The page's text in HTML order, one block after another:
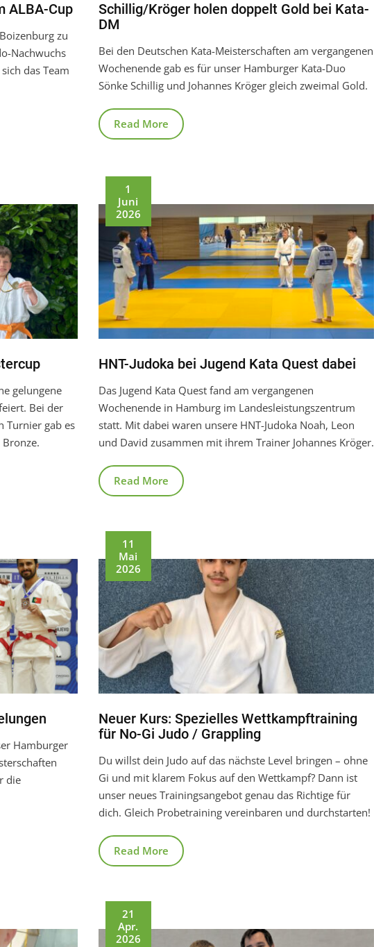
ALBA-Cup
zu
Nachwuchs
das Team
Schillig/Kröger holen doppelt Gold bei Kata-
DM
Bei den Deutschen Kata-Meisterschaften am vergangenen
Wochenende gab es für unser Hamburger Kata-Duo
Sönke Schillig und Johannes Kröger gleich zweimal Gold.
Read More
gelungene
Bei der
Turnier gab es
1
Juni
2026
HNT-Judoka bei Jugend Kata Quest dabei
Das Jugend Kata Quest fand am vergangenen
Wochenende in Hamburg im Landesleistungszentrum
statt. Mit dabei waren unsere HNT-Judoka Noah, Leon
und David zusammen mit ihrem Trainer Johannes Kröger.
Read More
Hamburger
die
11
Mai
2026
Neuer Kurs: Spezielles Wettkampftraining
für No-Gi Judo / Grappling
Du willst dein Judo auf das nächste Level bringen – ohne
Gi und mit klarem Fokus auf den Wettkampf? Dann ist
unser neues Trainingsangebot genau das Richtige für
dich. Gleich Probetraining vereinbaren und durchstarten!
Read More
21
Apr.
2026